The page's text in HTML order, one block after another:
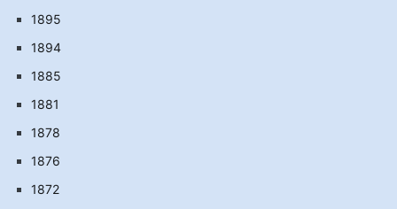
1895
1894
1885
1881
1878
1876
1872